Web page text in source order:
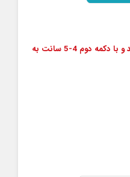
بیلر دارای دکمه تغییر سایز می باشد و با دکمه دوم 4-5 سانت به